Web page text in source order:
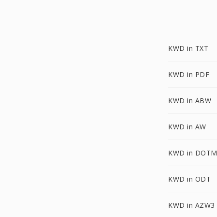
KWD in TXT
KWD in PDF
KWD in ABW
KWD in AW
KWD in DOTM
KWD in ODT
KWD in AZW3